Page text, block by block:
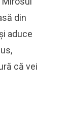
din
aduce
că vei